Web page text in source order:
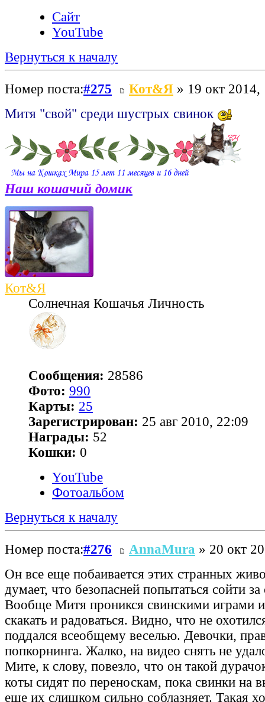
Сайт
YouTube
Вернуться к началу
Номер поста:#275 Кот&Я » 19 окт 2014,
Митя "свой" среди шустрых свинок
Наш кошачий домик
Кот&Я
Солнечная Кошачья Личность
Сообщения: 28586
Фото: 990
Карты: 25
Зарегистрирован: 25 авг 2010, 22:09
Награды: 52
Кошки: 0
YouTube
Фотоальбом
Вернуться к началу
Номер поста:#276 AnnaMura » 20 окт
Он все еще побаивается этих странных
думает, что безопасней попытаться сойти
Вообще Митя проникся свинскими играми
скакать и радоваться. Видно, что не
поддался всеобщему веселью. Девочки,
попкорнинга. Жалко, на видео снять не
Мите, к слову, повезло, что он такой
коты сидят по переноскам, пока свинки на
еще их слишком сильно соблазняет. Такая